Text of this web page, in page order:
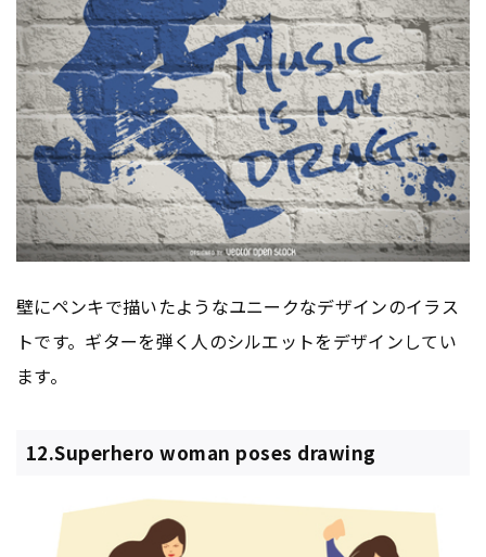
壁にペンキで描いたようなユニークなデザインのイラス
トです。ギターを弾く人のシルエットをデザインしてい
ます。
12.Superhero woman poses drawing